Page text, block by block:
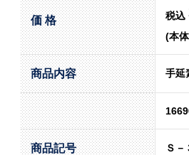
価 格 税込
(本
商品内容 手延
商品記号 Ｓ－